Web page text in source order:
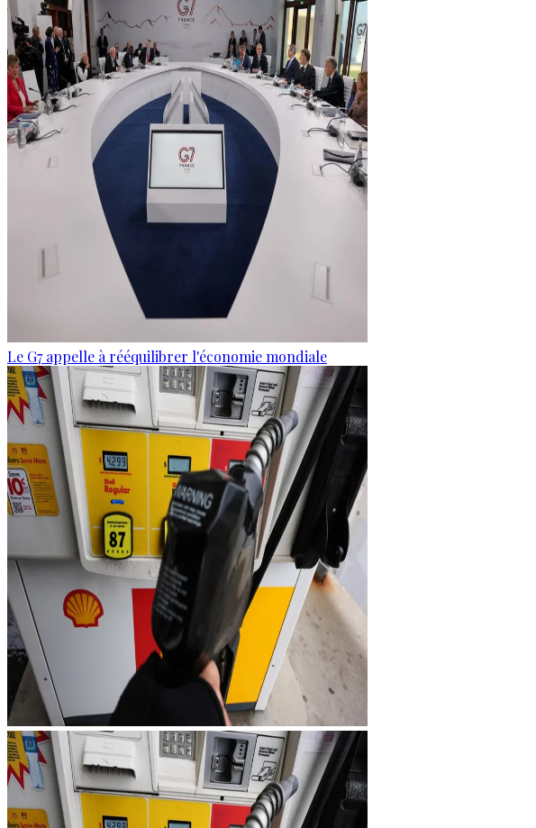
Le G7 appelle à rééquilibrer l'économie mondiale